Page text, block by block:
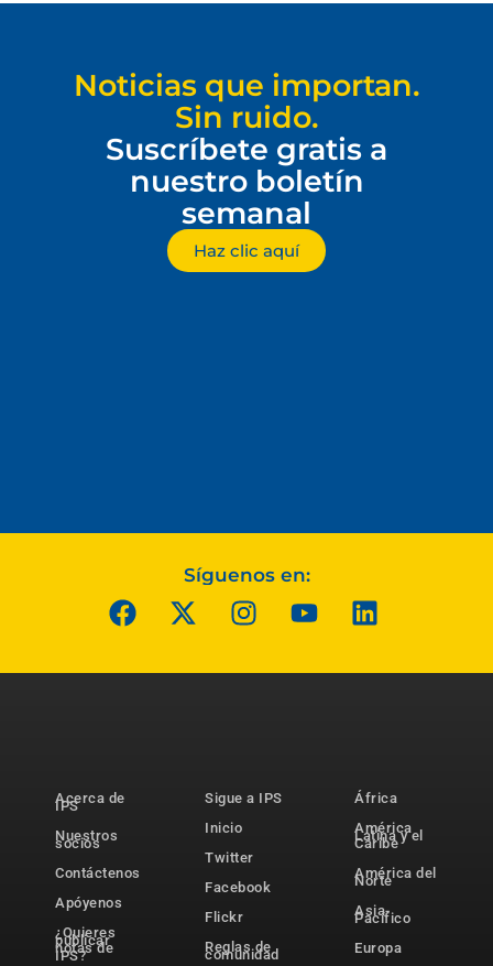
Noticias que importan.
Sin ruido.
Suscríbete gratis a
nuestro boletín
semanal
Haz clic aquí
Síguenos en:
Acerca de
IPS
Nuestros
socios
Contáctenos
Apóyenos
¿Quieres
publicar
notas de
IPS?
Sigue a IPS
Inicio
Twitter
Facebook
Flickr
Reglas de
comunidad
África
América
Latina y el
Caribe
América del
Norte
Asia-
Pacífico
Europa